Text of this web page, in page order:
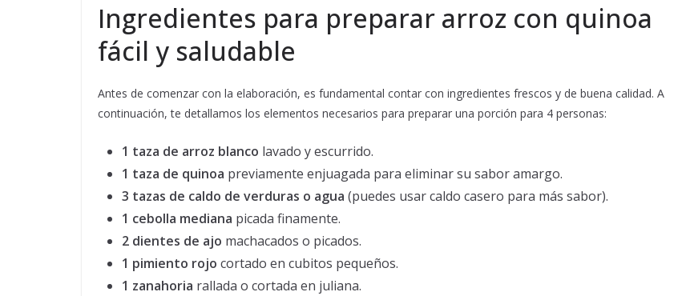
Ingredientes para preparar arroz con quinoa
fácil y saludable
Antes de comenzar con la elaboración, es fundamental contar con ingredientes frescos y de buena calidad. A
continuación, te detallamos los elementos necesarios para preparar una porción para 4 personas:
1 taza de arroz blanco lavado y escurrido.
1 taza de quinoa previamente enjuagada para eliminar su sabor amargo.
3 tazas de caldo de verduras o agua (puedes usar caldo casero para más sabor).
1 cebolla mediana picada finamente.
2 dientes de ajo machacados o picados.
1 pimiento rojo cortado en cubitos pequeños.
1 zanahoria rallada o cortada en juliana.